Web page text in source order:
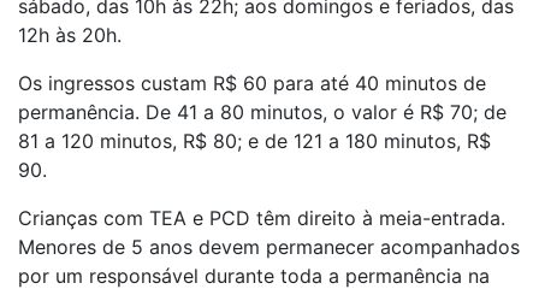
sábado, das 10h às 22h; aos domingos e feriados, das
12h às 20h.
Os ingressos custam R$ 60 para até 40 minutos de
permanência. De 41 a 80 minutos, o valor é R$ 70; de
81 a 120 minutos, R$ 80; e de 121 a 180 minutos, R$
90.
Crianças com TEA e PCD têm direito à meia-entrada.
Menores de 5 anos devem permanecer acompanhados
por um responsável durante toda a permanência na